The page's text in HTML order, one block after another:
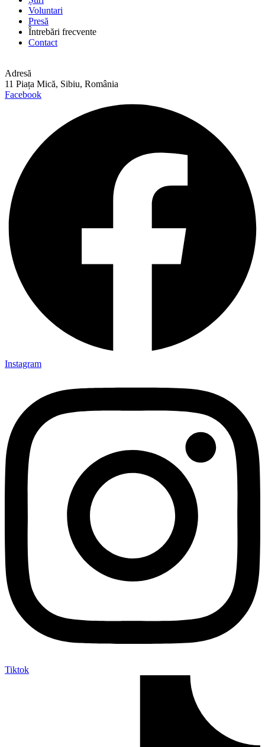
Voluntari
Presă
Întrebări frecvente
Contact
Adresă
11 Piața Mică, Sibiu, România
Facebook
Instagram
Tiktok